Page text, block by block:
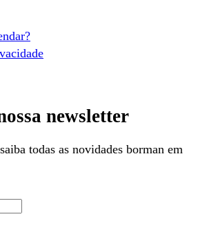
newsletter
todas as novidades borman em